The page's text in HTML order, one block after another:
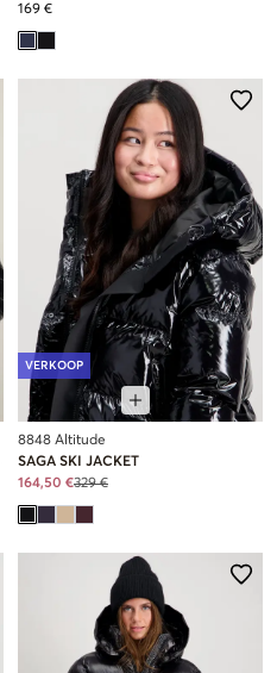
169 €
VERKOOP
8848 Altitude
SAGA SKI JACKET
164,50 €329 €